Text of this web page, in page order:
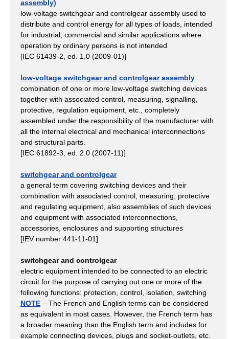
assembly)
low-voltage switchgear and controlgear assembly used to
distribute and control energy for all types of loads, intended
for industrial, commercial and similar applications where
operation by ordinary persons is not intended
[IEC 61439-2, ed. 1.0 (2009-01)]
low-voltage switchgear and controlgear assembly
combination of one or more low-voltage switching devices
together with associated control, measuring, signalling,
protective, regulation equipment, etc., completely
assembled under the responsibility of the manufacturer with
all the internal electrical and mechanical interconnections
and structural parts.
[IEC 61892-3, ed. 2.0 (2007-11)]
switchgear and controlgear
a general term covering switching devices and their
combination with associated control, measuring, protective
and regulating equipment, also assemblies of such devices
and equipment with associated interconnections,
accessories, enclosures and supporting structures
[IEV number 441-11-01]
switchgear and controlgear
electric equipment intended to be connected to an electric
circuit for the purpose of carrying out one or more of the
following functions: protection, control, isolation, switching
NOTE – The French and English terms can be considered
as equivalent in most cases. However, the French term has
a broader meaning than the English term and includes for
example connecting devices, plugs and socket-outlets, etc.